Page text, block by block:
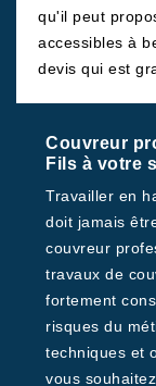
qu'il peut
accessibles à
devis qui est
Couvreur
Fils à votre
Travailler en
doit jamais
couvreur
travaux de
fortement
risques du
techniques et
vous